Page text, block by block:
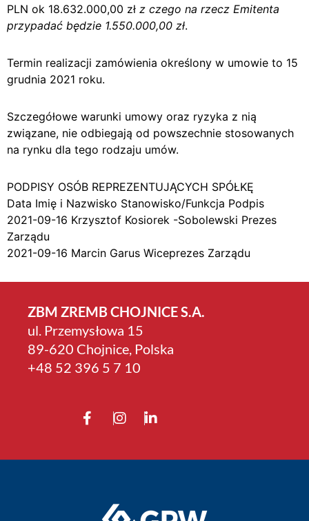
PLN ok 18.632.000,00 zł z czego na rzecz Emitenta
przypadać będzie 1.550.000,00 zł.
Termin realizacji zamówienia określony w umowie to 15
grudnia 2021 roku.
Szczegółowe warunki umowy oraz ryzyka z nią
związane, nie odbiegają od powszechnie stosowanych
na rynku dla tego rodzaju umów.
PODPISY OSÓB REPREZENTUJĄCYCH SPÓŁKĘ
Data Imię i Nazwisko Stanowisko/Funkcja Podpis
2021-09-16 Krzysztof Kosiorek -Sobolewski Prezes
Zarządu
2021-09-16 Marcin Garus Wiceprezes Zarządu
ZBM ZREMB CHOJNICE S.A.
ul. Przemysłowa 15
89-620 Chojnice, Polska
+4­8 52 396 5 7 10